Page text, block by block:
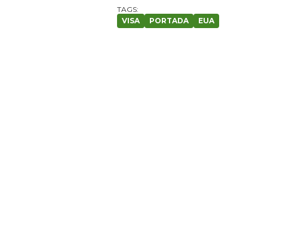
VISA PORTADA EUA